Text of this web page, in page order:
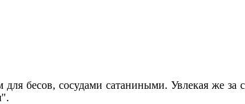
бесов, сосудами сатаниными. Увлекая же